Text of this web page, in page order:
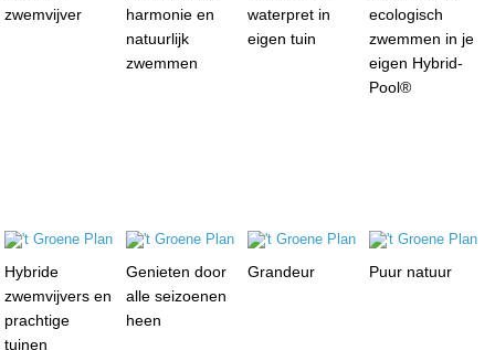
zwemvijver
harmonie en
natuurlijk
zwemmen
waterpret in
eigen tuin
ecologisch
zwemmen in je
eigen Hybrid-
Pool®
Hybride
zwemvijvers en
prachtige
tuinen
Genieten door
alle seizoenen
heen
Grandeur Puur natuur